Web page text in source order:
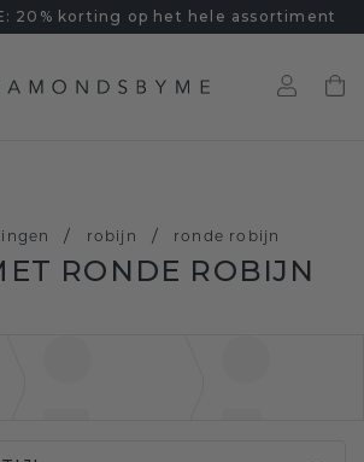
20% korting op het hele assortiment
/ robijn / ronde robijn
RONDE ROBIJN